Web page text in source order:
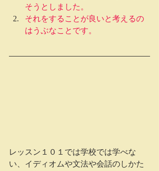
そうとしました。
それをすることが良いと考えるの
はうぶなことです。
レッスン１０１では学校では学べな
い、イディオムや文法や会話のしかた